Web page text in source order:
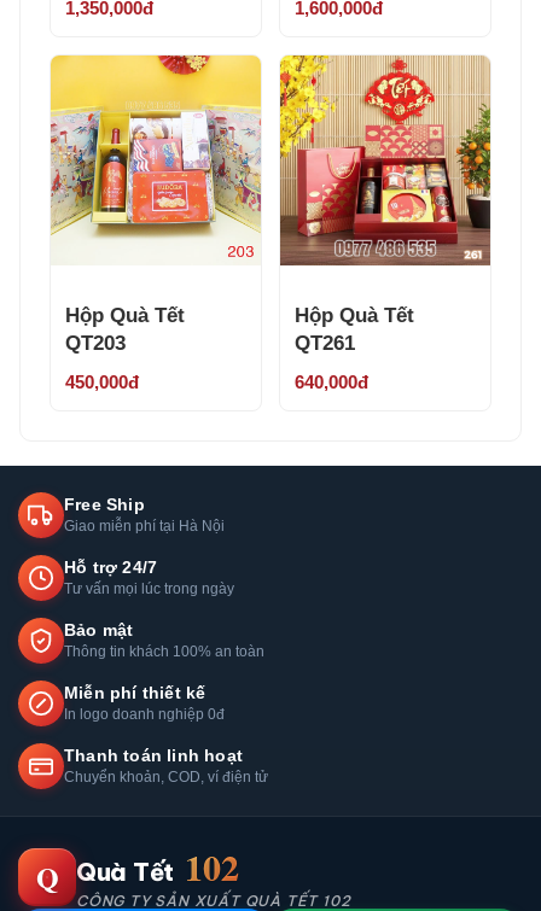
1,350,000đ 1,600,000đ
Hộp Quà Tết
QT203
450,000đ
Hộp Quà Tết
QT261
640,000đ
Free Ship
Giao miễn phí tại Hà Nội
Hỗ trợ 24/7
Tư vấn mọi lúc trong ngày
Bảo mật
Thông tin khách 100% an toàn
Miễn phí thiết kế
In logo doanh nghiệp 0đ
Thanh toán linh hoạt
Chuyển khoản, COD, ví điện tử
Q Quà Tết 102
CÔNG TY SẢN XUẤT QUÀ TẾT 102